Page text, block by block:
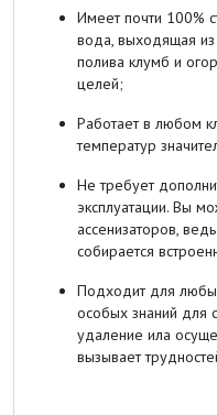
Имеет почти 100%
вода, выходящая
полива клумб и
целей;
Работает в любом
температур
Не требует
эксплуатации. Вы
ассенизаторов,
собирается
Подходит для
особых знаний для
удаление ила
вызывает